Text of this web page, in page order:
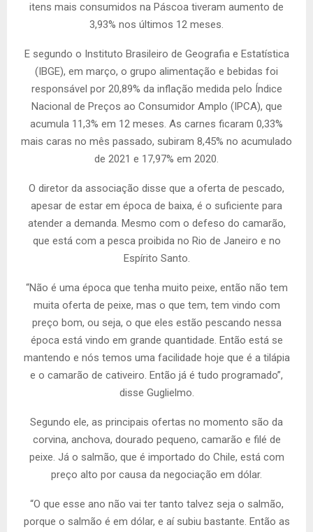
itens mais consumidos na Páscoa tiveram aumento de
3,93% nos últimos 12 meses.
E segundo o Instituto Brasileiro de Geografia e Estatística
(IBGE), em março, o grupo alimentação e bebidas foi
responsável por 20,89% da inflação medida pelo Índice
Nacional de Preços ao Consumidor Amplo (IPCA), que
acumula 11,3% em 12 meses. As carnes ficaram 0,33%
mais caras no mês passado, subiram 8,45% no acumulado
de 2021 e 17,97% em 2020.
O diretor da associação disse que a oferta de pescado,
apesar de estar em época de baixa, é o suficiente para
atender a demanda. Mesmo com o defeso do camarão,
que está com a pesca proibida no Rio de Janeiro e no
Espírito Santo.
“Não é uma época que tenha muito peixe, então não tem
muita oferta de peixe, mas o que tem, tem vindo com
preço bom, ou seja, o que eles estão pescando nessa
época está vindo em grande quantidade. Então está se
mantendo e nós temos uma facilidade hoje que é a tilápia
e o camarão de cativeiro. Então já é tudo programado”,
disse Guglielmo.
Segundo ele, as principais ofertas no momento são da
corvina, anchova, dourado pequeno, camarão e filé de
peixe. Já o salmão, que é importado do Chile, está com
preço alto por causa da negociação em dólar.
“O que esse ano não vai ter tanto talvez seja o salmão,
porque o salmão é em dólar, e aí subiu bastante. Então as